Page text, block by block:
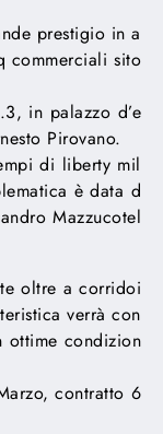
prestigio in a
commerciali sito
in palazzo d’e
Pirovano.
di liberty mil
è data d
Mazzucotel
oltre a corridoi
verrà con
ottime condizion
contratto 6